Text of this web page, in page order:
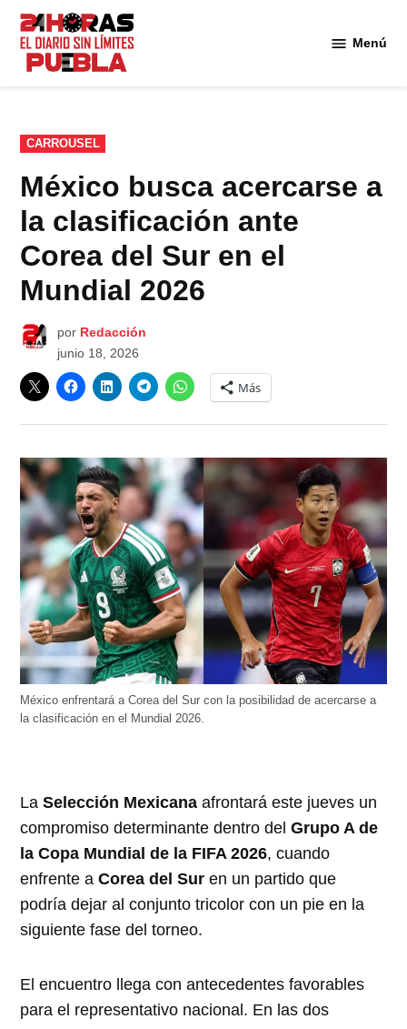
Saltar
contenido
Menú
PUBLICADO
EN
CARROUSEL
México busca acercarse a
la clasificación ante
Corea del Sur en el
Mundial 2026
por Redacción
junio 18, 2026
Más
México enfrentará a Corea del Sur con la posibilidad de acercarse a
la clasificación en el Mundial 2026.
LaSelección Mexicana afrontará este jueves un
compromiso determinante dentro delGrupo A de
la Copa Mundial de la FIFA 2026, cuando
enfrente aCorea del Sur en un partido que
podría dejar al conjunto tricolor con un pie en la
siguiente fase del torneo.
El encuentro llega con antecedentes favorables
para el representativo nacional. En las dos